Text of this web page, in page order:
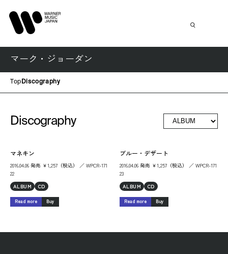
マーク・ジョーダン
Top Discography
Discography
マネキン
2016.04.06 発売 ￥1,257（税込） ／ WPCR-171
22
ALBUM
CD
Read more Buy
ブルー・デザート
2016.04.06 発売 ￥1,257（税込） ／ WPCR-171
23
ALBUM
CD
Read more Buy